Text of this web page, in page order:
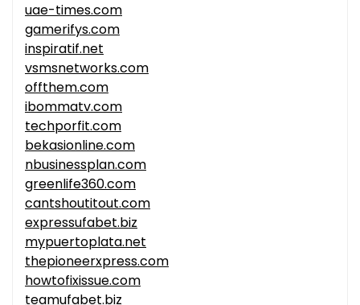
uae-times.com
gamerifys.com
inspiratif.net
vsmsnetworks.com
offthem.com
ibommatv.com
techporfit.com
bekasionline.com
nbusinessplan.com
greenlife360.com
cantshoutitout.com
expressufabet.biz
mypuertoplata.net
thepioneerxpress.com
howtofixissue.com
teamufabet.biz